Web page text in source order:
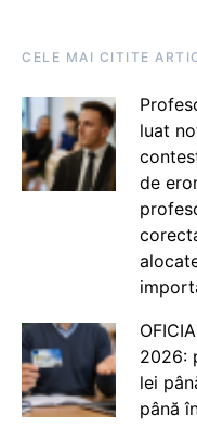
CELE MAI CITITE
luat
de
2026:
lei
până